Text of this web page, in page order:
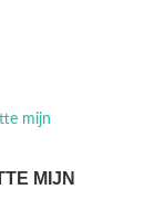
MIJN